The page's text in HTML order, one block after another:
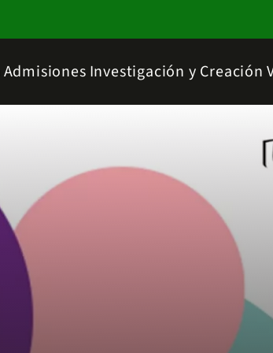
Admisiones Investigación y Creación